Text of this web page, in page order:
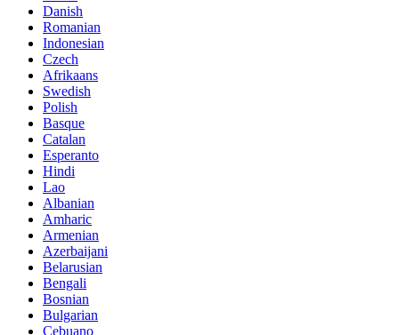
Danish
Romanian
Indonesian
Czech
Afrikaans
Swedish
Polish
Basque
Catalan
Esperanto
Hindi
Lao
Albanian
Amharic
Armenian
Azerbaijani
Belarusian
Bengali
Bosnian
Bulgarian
Cebuano